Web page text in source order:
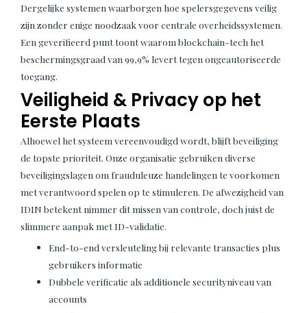
Dergelijke systemen waarborgen hoe spelersgegevens veilig
zijn zonder enige noodzaak voor centrale overheidssystemen.
Een geverifieerd punt toont waarom blockchain-tech het
beschermingsgraad van 99,9% levert tegen ongeautoriseerde
toegang.
Veiligheid & Privacy op het
Eerste Plaats
Alhoewel het systeem vereenvoudigd wordt, blijft beveiliging
de topste prioriteit. Onze organisatie gebruiken diverse
beveiligingslagen om frauduleuze handelingen te voorkomen
met verantwoord spelen op te stimuleren. De afwezigheid van
IDIN betekent nimmer dit missen van controle, doch juist de
slimmere aanpak met ID-validatie.
End-to-end versleuteling bij relevante transacties plus
gebruikers informatie
Dubbele verificatie als additionele securityniveau van
accounts